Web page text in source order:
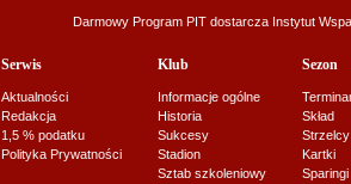
Darmowy Program PIT dostarcza Instytut
Serwis
Aktualności
Redakcja
1,5 % podatku
Polityka Prywatności
Klub
Informacje ogólne
Historia
Sukcesy
Stadion
Sztab szkoleniowy
Sezon
Skład
Strzelcy
Kartki
Sparingi